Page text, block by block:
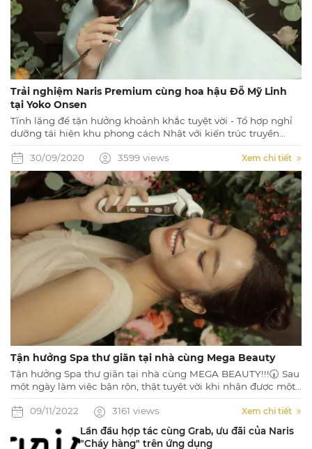
Trải nghiệm Naris Premium cùng hoa hậu Đỗ Mỹ Linh
tại Yoko Onsen
Tĩnh lặng để tận hưởng khoảnh khắc tuyệt vời - Tổ hợp nghỉ
dưỡng tái hiện khu phong cách Nhật với kiến trúc truyền
30/09/2020
3599 views Xem chi tiết
Tận hưởng Spa thư giãn tại nhà cùng Mega Beauty
Tận hưởng Spa thư giãn tại nhà cùng MEGA BEAUTY!!!🕡 Sau
một ngày làm việc bận rộn, thật tuyệt vời khi nhận được một
lượng cho một ngày mới tiếp diễn.
09/11/2022 3161 views Xem chi tiết
Lần đầu hợp tác cùng Grab, ưu đãi của Naris
"Cháy hàng" trên ứng dụng